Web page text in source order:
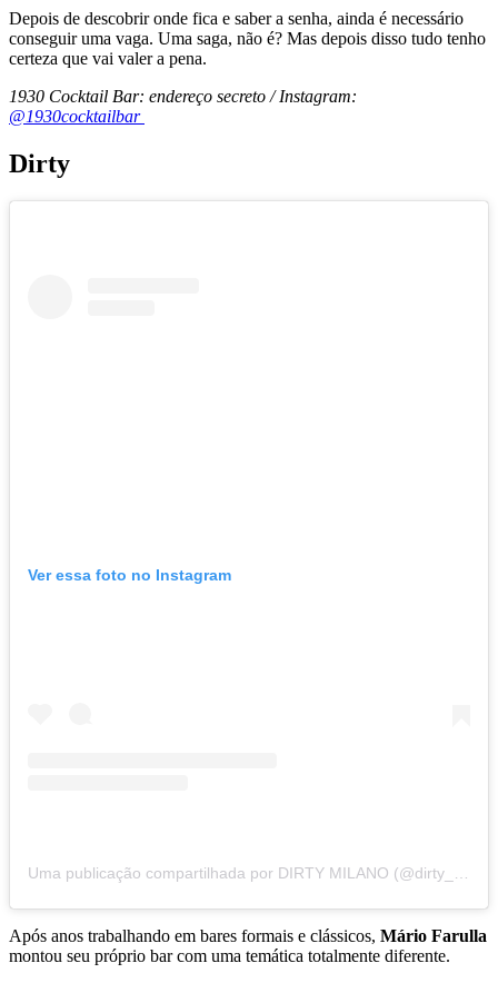
Depois de descobrir onde fica e saber a senha, ainda é necessário
conseguir uma vaga. Uma saga, não é? Mas depois disso tudo tenho
certeza que vai valer a pena.
1930 Cocktail Bar: endereço secreto / Instagram:
@1930cocktailbar
Dirty
Ver essa foto no Instagram
Uma publicação compartilhada por DIRTY MILANO (@dirty_milano)
Após anos trabalhando em bares formais e clássicos, Mário Farulla
montou seu próprio bar com uma temática totalmente diferente.